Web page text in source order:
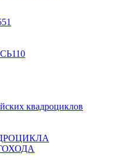
квадроциклов